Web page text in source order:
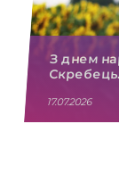
З днем
Скребець.
17.07.2026